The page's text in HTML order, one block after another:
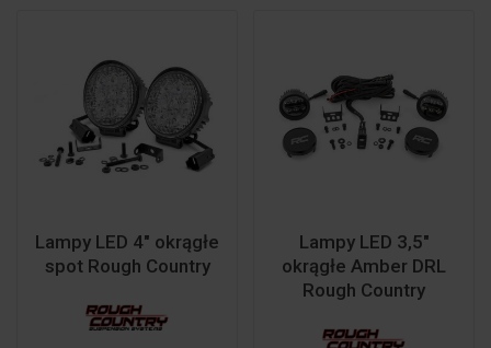
Lampy LED 4" okrągłe
spot Rough Country
Lampy LED 3,5"
okrągłe Amber DRL
Rough Country